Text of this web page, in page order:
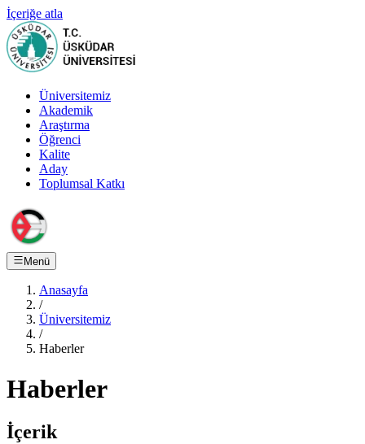
İçeriğe atla
Üniversitemiz
Akademik
Araştırma
Öğrenci
Kalite
Aday
Toplumsal Katkı
Menü
Anasayfa
/
Üniversitemiz
/
Haberler
Haberler
İçerik